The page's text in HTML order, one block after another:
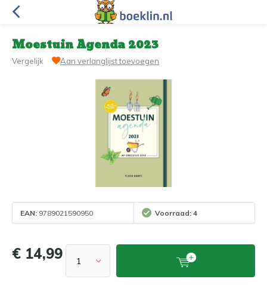
Moestuin Agenda 2023
Vergelijk Aan verlanglijst toevoegen
EAN: 9789021590950 Voorraad: 4
€ 14,99